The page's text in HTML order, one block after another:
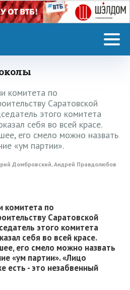
комитета по
Саратовской
этого комитета
себя во всей красе.
его смело можно назвать
«ум партии».
Домбровский, Андрей Правдолюбов
комитета по
Саратовской
этого комитета
себя во всей красе.
его смело можно назвать
«ум партии». «Лицо
есть - это незабвенный